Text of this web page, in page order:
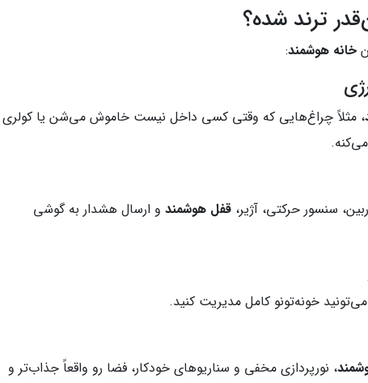
ترند شده؟
خانه هوشمند:
، مثلاً چراغ‌هایی که وقتی کسی داخل نیست خاموش می‌شن یا کولری
سنسور حرکتی، آژیر، قفل هوشمند و ارسال هشدار به گوشی
خونه‌تونو کامل مدیریت کنید.
، نورپردازی مخفی و سناریوهای خودکار، فضا رو واقعاً جذاب‌تر و